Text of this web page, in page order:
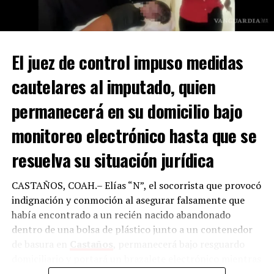
Añadió que Juan “N” ya tenía antecedentes desde hace
más de una década. “Ya tenía un antecedente, en 2015,
lo que nos da una muestra clara de que no hay en todos
los casos una readaptación”, comentó.
Con Información Tomada de VANGUARDIA
RELATED TOPICS:
UP NEXT
ANTE MUERTE DE NIÑO EN KÍNDER DE MONCLOVA, PONEN
FOCO EN LA INFRAESTRUCTURA EDUCATIVA
DON'T MISS
El juez de control impuso medidas
cautelares al imputado, quien
permanecerá en su domicilio bajo
monitoreo electrónico hasta que se
resuelva su situación jurídica
CASTAÑOS, COAH.– Elías “N”, el socorrista que provocó
indignación y conmoción al asegurar falsamente que
había encontrado a un recién nacido abandonado
dentro de una bolsa de plástico junto a un contenedor